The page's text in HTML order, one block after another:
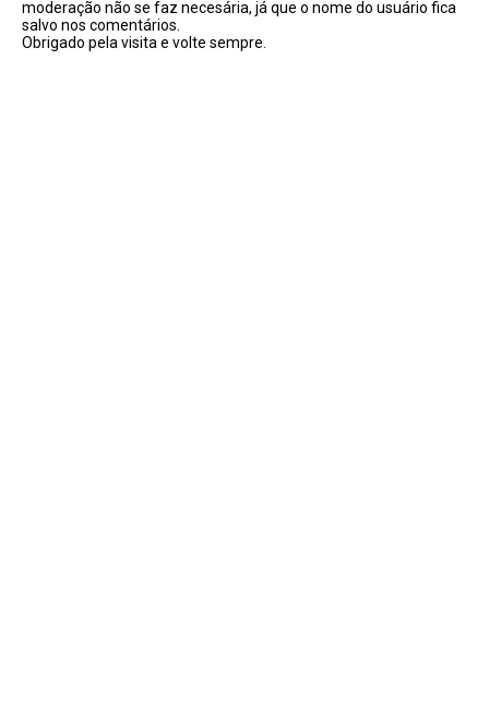
moderação não se faz necesária, já que o nome do usuário fica
salvo nos comentários.
Obrigado pela visita e volte sempre.